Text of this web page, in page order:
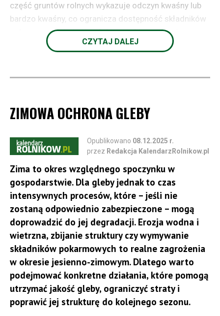
część gruntów rolnych wykazuje odczyn kwaśny lub
bardzo kwaśny, co ogranicza dostępność składników
pokarmowych i obniża efektywność nawożenia.
Zakwaszenie prowadzi do pogorszenia warunków
takich warunkach nawet wysokie dawki nawozów
Niespożytkowany pozostaje również potencjał
plonowania.
Wapń w glebie pełni funkcję znacznie wykraczającą
poza regulację pH. Odpowiada za tworzenie trwałej
struktury gruzełkowatej, poprawia stosunki wodno-
powietrzne oraz zwiększa zdolność gleby
do magazynowania wody. Gleby zasobne w wapń są
bardziej przepuszczalne, lżejsze i mniej podatne na
zaskorupianie oraz łatwiejsze w uprawie. Ma to
szczególne znaczenie w latach charakteryzujących
się okresowymi suszami i gwałtownymi opadami,
które coraz częściej występują w warunkach
CZYTAJ DALEJ
ZIMOWA OCHRONA GLEBY
Opublikowano 08.12.2025 r.
przez Redakcja KalendarzRolnikow.pl
Zima to okres względnego spoczynku w
gospodarstwie. Dla gleby jednak to czas
intensywnych procesów, które – jeśli nie
zostaną odpowiednio zabezpieczone – mogą
doprowadzić do jej degradacji. Erozja wodna i
wietrzna, zbijanie struktury czy wymywanie
składników pokarmowych to realne zagrożenia
w okresie jesienno-zimowym. Dlatego warto
podejmować konkretne działania, które pomogą
utrzymać jakość gleby, ograniczyć straty i
poprawić jej strukturę do kolejnego sezonu.